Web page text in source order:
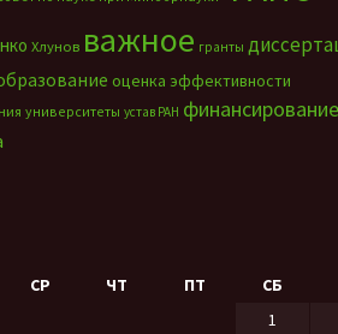
Хлунов важное гранты
оценка эффективности
университеты устав РАН финансирование
СР ЧТ ПТ СБ
1